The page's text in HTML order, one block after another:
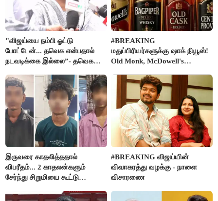
"விஜய்யை நம்பி ஓட்டு
போட்டேன்... தவெக என்பதால்
நடவடிக்கை இல்லை”- தவெக
கதறல்
#BREAKING
மதுப்பிரியர்களுக்கு ஷாக் நியூஸ்!
Old Monk, McDowell's
FSSAI தடை
இருவரை காதலித்ததால்
விபரீதம்... 2 காதலன்களும்
சேர்ந்து சிறுமியை கூட்டு
செய்த கொடூரம்
#BREAKING விஜய்யின்
விவாகரத்து வழக்கு - நாளை
விசாரணை